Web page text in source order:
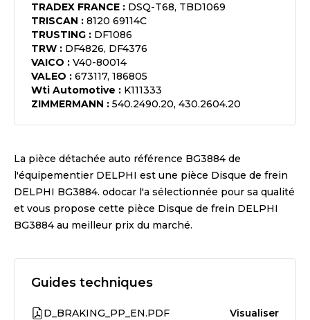
TRADEX FRANCE : DSQ-T68, TBD1069
TRISCAN : 8120 69114C
TRUSTING : DF1086
TRW : DF4826, DF4376
VAICO : V40-80014
VALEO : 673117, 186805
Wti Automotive : K111333
ZIMMERMANN : 540.2490.20, 430.2604.20
La pièce détachée auto référence BG3884 de
l'équipementier DELPHI est une pièce Disque de frein
DELPHI BG3884. odocar l'a sélectionnée pour sa qualité
et vous propose cette pièce Disque de frein DELPHI
BG3884 au meilleur prix du marché.
Guides techniques
D_BRAKING_PP_EN.PDF Visualiser